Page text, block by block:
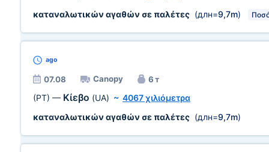
καταναλωτικών αγαθών σε παλέτες (длн=9,7m)
ago
07.08 Canopy 6 т
(PT) — Κίεβο (UA) ~ 4067 χιλιόμετρα
καταναλωτικών αγαθών σε παλέτες (длн=9,7m)